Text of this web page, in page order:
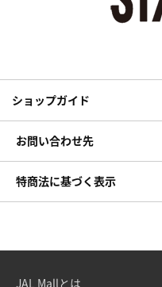
ショップガイド
お問い合わせ先
特商法に基づく表示
JAL Mallとは